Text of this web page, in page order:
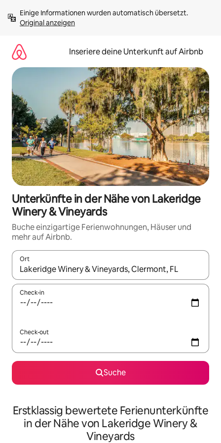
Inhalten
springenOriginal anzeigen
Inseriere deine Unterkunft auf Airbnb
Unterkünfte in der Nähe von Lakeridge
Winery & Vineyards
Buche einzigartige Ferienwohnungen, Häuser und
mehr auf Airbnb.
Ort
Wenn Ergebnisse verfügbar sind, navigiere mit den
Check-in
Check-out
Suche
Erstklassig bewertete Ferienunterkünfte
in der Nähe von Lakeridge Winery &
Vineyards